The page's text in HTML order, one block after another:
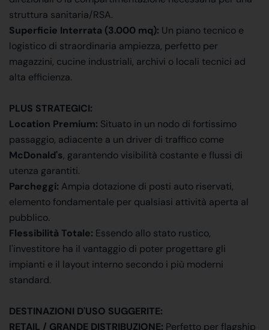
struttura sanitaria/RSA.
Superficie Interrata (3.000 mq): Un piano tecnico e
logistico di straordinaria ampiezza, perfetto per
magazzini, cucine industriali, archivi o locali tecnici ad
alta efficienza.
PLUS STRATEGICI:
Location Premium: Situato in un nodo di fortissimo
passaggio, adiacente a un driver di traffico come
McDonald's, garantendo visibilità costante e flussi di
utenza garantiti.
Parcheggi: Ampia dotazione di posti auto riservati,
elemento fondamentale per qualsiasi attività aperta al
pubblico.
Flessibilità Totale: Essendo allo stato rustico,
l'investitore ha il vantaggio di poter progettare gli
impianti e il layout interno secondo i più moderni
standard.
DESTINAZIONI D'USO SUGGERITE:
RETAIL / GRANDE DISTRIBUZIONE: Perfetto per flagship